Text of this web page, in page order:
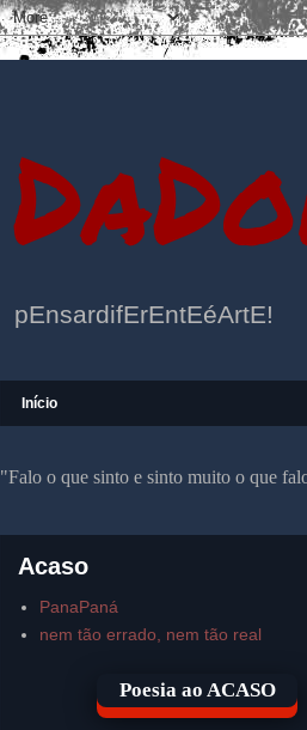
pEnsardifErEntEéArtE!
Início
"Falo o que sinto e sinto muito o que
Acaso
PanaPaná
nem tão errado, nem tão real
Poesia ao ACASO